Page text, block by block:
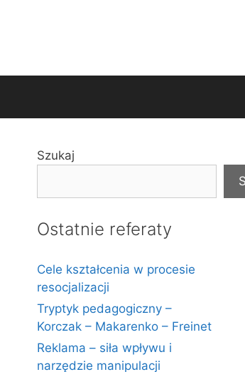
Szukaj
Ostatnie referaty
Cele kształcenia w procesie
resocjalizacji
Tryptyk pedagogiczny –
Korczak – Makarenko – Freinet
Reklama – siła wpływu i
narzędzie manipulacji